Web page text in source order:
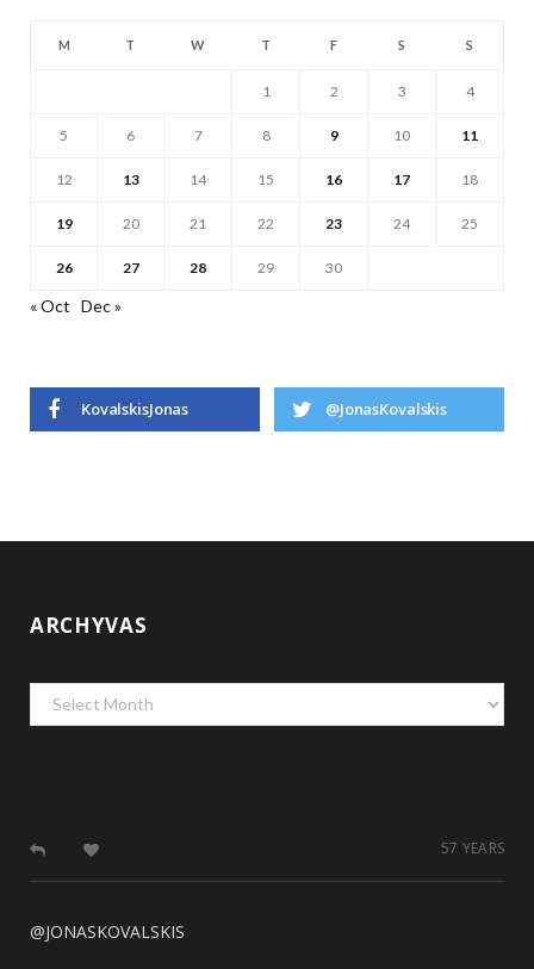
M T W T F S S
1 2 3 4
5 6 7 8 9 10 11
12 13 14 15 16 17 18
19 20 21 22 23 24 25
26 27 28 29 30
« Oct Dec »
KovalskisJonas @JonasKovalskis
ARCHYVAS
Archyvas
57 YEARS
@JONASKOVALSKIS